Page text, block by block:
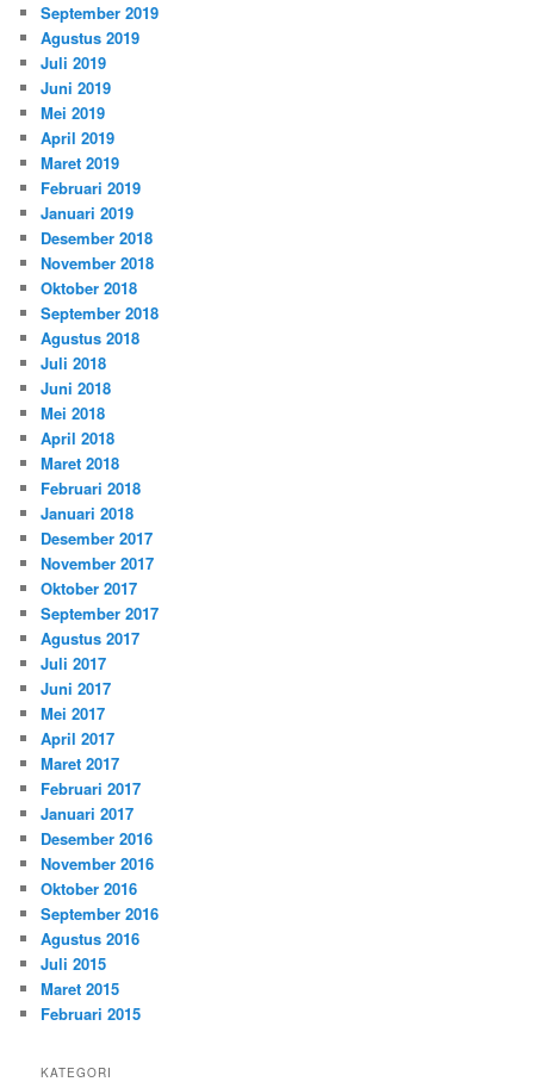
September 2019
Agustus 2019
Juli 2019
Juni 2019
Mei 2019
April 2019
Maret 2019
Februari 2019
Januari 2019
Desember 2018
November 2018
Oktober 2018
September 2018
Agustus 2018
Juli 2018
Juni 2018
Mei 2018
April 2018
Maret 2018
Februari 2018
Januari 2018
Desember 2017
November 2017
Oktober 2017
September 2017
Agustus 2017
Juli 2017
Juni 2017
Mei 2017
April 2017
Maret 2017
Februari 2017
Januari 2017
Desember 2016
November 2016
Oktober 2016
September 2016
Agustus 2016
Juli 2015
Maret 2015
Februari 2015
KATEGORI